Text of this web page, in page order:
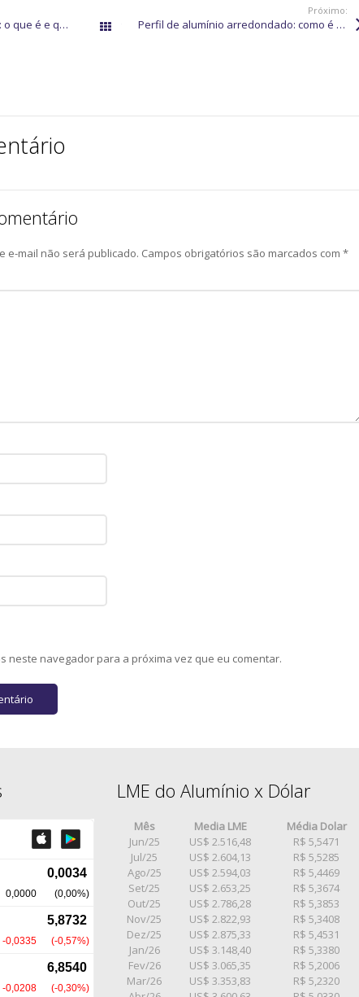
Perfil C alumínio anodizado: o que é e quais são suas aplicações? Todos os posts
Próximo:
Perfil de alumínio arredondado: como é feito e quais as aplicações?
e-mail não será publicado. Campos obrigatórios são marcados com *
neste navegador para a próxima vez que eu comentar.
LME do Alumínio x Dólar
Mês Media LME
Média Dolar
Jun/25
US$ 2.516,48
R$ 5,5471
Jul/25
US$ 2.604,13
R$ 5,5285
Ago/25
US$ 2.594,03
R$ 5,4469
Set/25
US$ 2.653,25
R$ 5,3674
Out/25
US$ 2.786,28
R$ 5,3853
Nov/25
US$ 2.822,93
R$ 5,3408
Dez/25
US$ 2.875,33
R$ 5,4531
Jan/26
US$ 3.148,40
R$ 5,3380
Fev/26
US$ 3.065,35
R$ 5,2006
Mar/26
US$ 3.353,83
R$ 5,2320